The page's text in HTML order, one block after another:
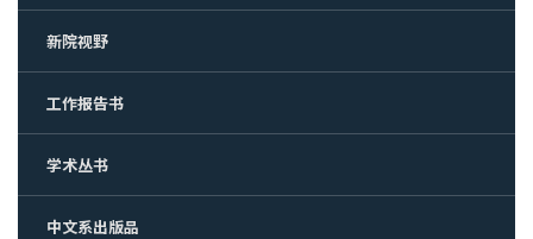
新院视野
工作报告书
学术丛书
中文系出版品